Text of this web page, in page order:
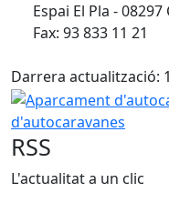
Espai El Pla -
Fax: 93 833 11 21
Darrera actualització:
Aparcament
d'autocaravanes
RSS
L'actualitat a un clic